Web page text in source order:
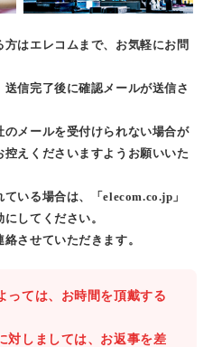
はエレコムまで、お気軽にお問
信完了後に確認メールが送信さ
メールを受付けられない場合が
えくださいますようお願いいた
いる場合は、「elecom.co.jp」
してください。
させていただきます。
っては、お時間を頂戴する
対しましては、お返事を差